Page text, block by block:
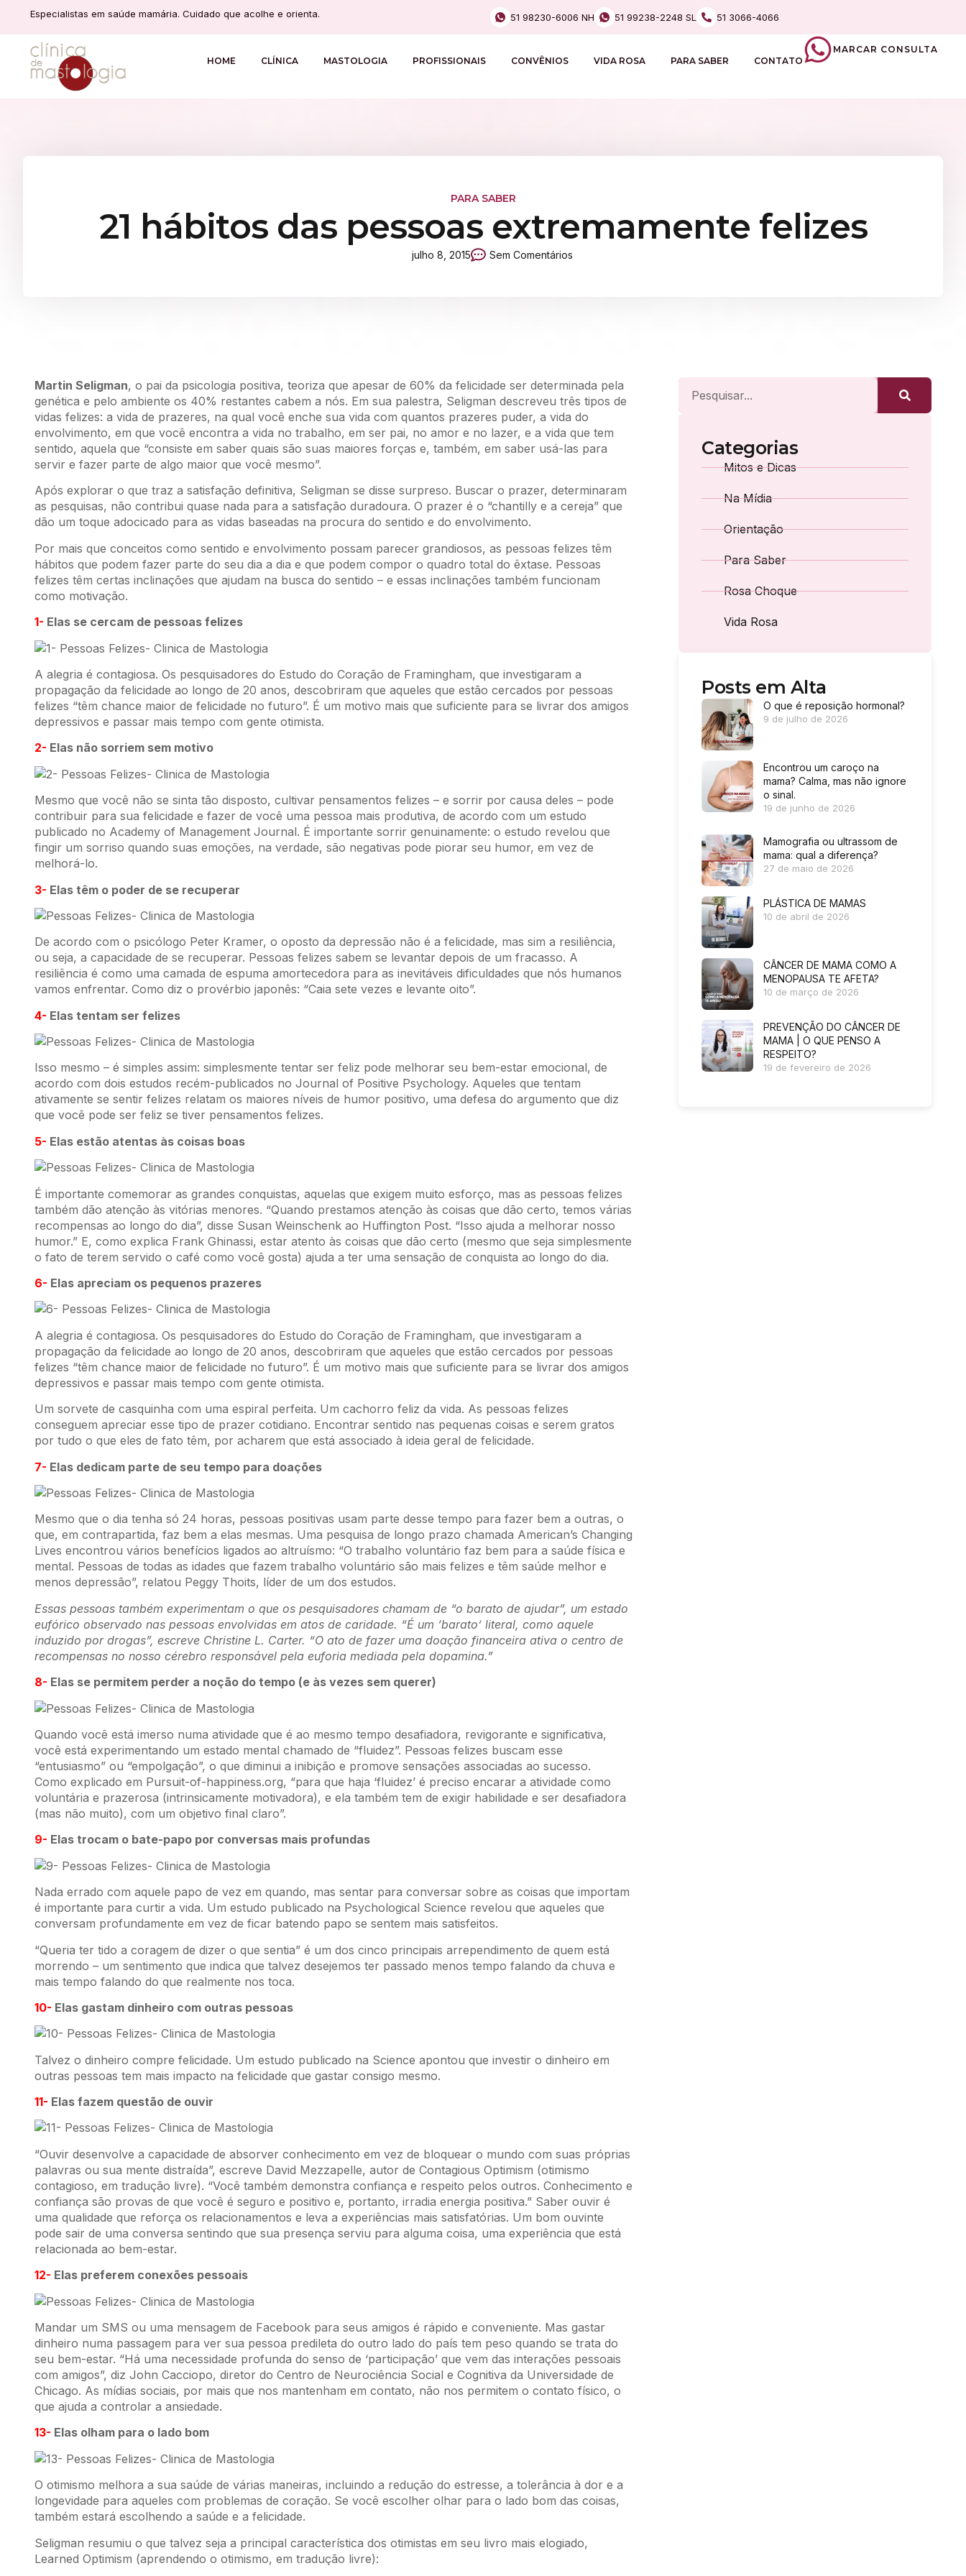
Especialistas em saúde mamária. Cuidado que acolhe e orienta. 51 98230-6006 NH 51 99238-2248 SL 51 3066-4066
HOME CLÍNICA MASTOLOGIA PROFISSIONAIS CONVÊNIOS VIDA ROSA PARA SABER CONTATO
MARCAR CONSULTA
PARA SABER
21 hábitos das pessoas extremamente felizes
julho 8, 2015 Sem Comentários
Martin Seligman, o pai da psicologia positiva, teoriza que apesar de 60% da felicidade ser determinada pela
genética e pelo ambiente os 40% restantes cabem a nós. Em sua palestra, Seligman descreveu três tipos de
vidas felizes: a vida de prazeres, na qual você enche sua vida com quantos prazeres puder, a vida do
envolvimento, em que você encontra a vida no trabalho, em ser pai, no amor e no lazer, e a vida que tem
sentido, aquela que “consiste em saber quais são suas maiores forças e, também, em saber usá-las para
servir e fazer parte de algo maior que você mesmo”.
Após explorar o que traz a satisfação definitiva, Seligman se disse surpreso. Buscar o prazer, determinaram
as pesquisas, não contribui quase nada para a satisfação duradoura. O prazer é o “chantilly e a cereja” que
dão um toque adocicado para as vidas baseadas na procura do sentido e do envolvimento.
Por mais que conceitos como sentido e envolvimento possam parecer grandiosos, as pessoas felizes têm
hábitos que podem fazer parte do seu dia a dia e que podem compor o quadro total do êxtase. Pessoas
felizes têm certas inclinações que ajudam na busca do sentido – e essas inclinações também funcionam
como motivação.
1- Elas se cercam de pessoas felizes
A alegria é contagiosa. Os pesquisadores do Estudo do Coração de Framingham, que investigaram a
propagação da felicidade ao longo de 20 anos, descobriram que aqueles que estão cercados por pessoas
felizes “têm chance maior de felicidade no futuro”. É um motivo mais que suficiente para se livrar dos amigos
depressivos e passar mais tempo com gente otimista.
2- Elas não sorriem sem motivo
Mesmo que você não se sinta tão disposto, cultivar pensamentos felizes – e sorrir por causa deles – pode
contribuir para sua felicidade e fazer de você uma pessoa mais produtiva, de acordo com um estudo
publicado no Academy of Management Journal. É importante sorrir genuinamente: o estudo revelou que
fingir um sorriso quando suas emoções, na verdade, são negativas pode piorar seu humor, em vez de
melhorá-lo.
3- Elas têm o poder de se recuperar
De acordo com o psicólogo Peter Kramer, o oposto da depressão não é a felicidade, mas sim a resiliência,
ou seja, a capacidade de se recuperar. Pessoas felizes sabem se levantar depois de um fracasso. A
resiliência é como uma camada de espuma amortecedora para as inevitáveis dificuldades que nós humanos
vamos enfrentar. Como diz o provérbio japonês: “Caia sete vezes e levante oito”.
4- Elas tentam ser felizes
Isso mesmo – é simples assim: simplesmente tentar ser feliz pode melhorar seu bem-estar emocional, de
acordo com dois estudos recém-publicados no Journal of Positive Psychology. Aqueles que tentam
ativamente se sentir felizes relatam os maiores níveis de humor positivo, uma defesa do argumento que diz
que você pode ser feliz se tiver pensamentos felizes.
5- Elas estão atentas às coisas boas
É importante comemorar as grandes conquistas, aquelas que exigem muito esforço, mas as pessoas felizes
também dão atenção às vitórias menores. “Quando prestamos atenção às coisas que dão certo, temos várias
recompensas ao longo do dia”, disse Susan Weinschenk ao Huffington Post. “Isso ajuda a melhorar nosso
humor.” E, como explica Frank Ghinassi, estar atento às coisas que dão certo (mesmo que seja simplesmente
o fato de terem servido o café como você gosta) ajuda a ter uma sensação de conquista ao longo do dia.
6- Elas apreciam os pequenos prazeres
A alegria é contagiosa. Os pesquisadores do Estudo do Coração de Framingham, que investigaram a
propagação da felicidade ao longo de 20 anos, descobriram que aqueles que estão cercados por pessoas
felizes “têm chance maior de felicidade no futuro”. É um motivo mais que suficiente para se livrar dos amigos
depressivos e passar mais tempo com gente otimista.
Um sorvete de casquinha com uma espiral perfeita. Um cachorro feliz da vida. As pessoas felizes
conseguem apreciar esse tipo de prazer cotidiano. Encontrar sentido nas pequenas coisas e serem gratos
por tudo o que eles de fato têm, por acharem que está associado à ideia geral de felicidade.
7- Elas dedicam parte de seu tempo para doações
Mesmo que o dia tenha só 24 horas, pessoas positivas usam parte desse tempo para fazer bem a outras, o
que, em contrapartida, faz bem a elas mesmas. Uma pesquisa de longo prazo chamada American’s Changing
Lives encontrou vários benefícios ligados ao altruísmo: “O trabalho voluntário faz bem para a saúde física e
mental. Pessoas de todas as idades que fazem trabalho voluntário são mais felizes e têm saúde melhor e
menos depressão”, relatou Peggy Thoits, líder de um dos estudos.
Essas pessoas também experimentam o que os pesquisadores chamam de “o barato de ajudar”, um estado
eufórico observado nas pessoas envolvidas em atos de caridade. “É um ‘barato’ literal, como aquele
induzido por drogas”, escreve Christine L. Carter. “O ato de fazer uma doação financeira ativa o centro de
recompensas no nosso cérebro responsável pela euforia mediada pela dopamina.”
8- Elas se permitem perder a noção do tempo (e às vezes sem querer)
Quando você está imerso numa atividade que é ao mesmo tempo desafiadora, revigorante e significativa,
você está experimentando um estado mental chamado de “fluidez”. Pessoas felizes buscam esse
“entusiasmo” ou “empolgação”, o que diminui a inibição e promove sensações associadas ao sucesso.
Como explicado em Pursuit-of-happiness.org, “para que haja ‘fluidez’ é preciso encarar a atividade como
voluntária e prazerosa (intrinsicamente motivadora), e ela também tem de exigir habilidade e ser desafiadora
(mas não muito), com um objetivo final claro”.
9- Elas trocam o bate-papo por conversas mais profundas
Nada errado com aquele papo de vez em quando, mas sentar para conversar sobre as coisas que importam
é importante para curtir a vida. Um estudo publicado na Psychological Science revelou que aqueles que
conversam profundamente em vez de ficar batendo papo se sentem mais satisfeitos.
“Queria ter tido a coragem de dizer o que sentia” é um dos cinco principais arrependimento de quem está
morrendo – um sentimento que indica que talvez desejemos ter passado menos tempo falando da chuva e
mais tempo falando do que realmente nos toca.
10- Elas gastam dinheiro com outras pessoas
Talvez o dinheiro compre felicidade. Um estudo publicado na Science apontou que investir o dinheiro em
outras pessoas tem mais impacto na felicidade que gastar consigo mesmo.
11- Elas fazem questão de ouvir
“Ouvir desenvolve a capacidade de absorver conhecimento em vez de bloquear o mundo com suas próprias
palavras ou sua mente distraída”, escreve David Mezzapelle, autor de Contagious Optimism (otimismo
contagioso, em tradução livre). “Você também demonstra confiança e respeito pelos outros. Conhecimento e
confiança são provas de que você é seguro e positivo e, portanto, irradia energia positiva.” Saber ouvir é
uma qualidade que reforça os relacionamentos e leva a experiências mais satisfatórias. Um bom ouvinte
pode sair de uma conversa sentindo que sua presença serviu para alguma coisa, uma experiência que está
relacionada ao bem-estar.
12- Elas preferem conexões pessoais
Mandar um SMS ou uma mensagem de Facebook para seus amigos é rápido e conveniente. Mas gastar
dinheiro numa passagem para ver sua pessoa predileta do outro lado do país tem peso quando se trata do
seu bem-estar. “Há uma necessidade profunda do senso de ‘participação’ que vem das interações pessoais
com amigos”, diz John Cacciopo, diretor do Centro de Neurociência Social e Cognitiva da Universidade de
Chicago. As mídias sociais, por mais que nos mantenham em contato, não nos permitem o contato físico, o
que ajuda a controlar a ansiedade.
13- Elas olham para o lado bom
O otimismo melhora a sua saúde de várias maneiras, incluindo a redução do estresse, a tolerância à dor e a
longevidade para aqueles com problemas de coração. Se você escolher olhar para o lado bom das coisas,
também estará escolhendo a saúde e a felicidade.
Seligman resumiu o que talvez seja a principal característica dos otimistas em seu livro mais elogiado,
Learned Optimism (aprendendo o otimismo, em tradução livre):
Categorias
Mitos e Dicas
Na Mídia
Orientação
Para Saber
Rosa Choque
Vida Rosa
Posts em Alta
O que é reposição hormonal?
9 de julho de 2026
Encontrou um caroço na
mama? Calma, mas não ignore
o sinal.
19 de junho de 2026
Mamografia ou ultrassom de
mama: qual a diferença?
27 de maio de 2026
PLÁSTICA DE MAMAS
10 de abril de 2026
CÂNCER DE MAMA COMO A
MENOPAUSA TE AFETA?
10 de março de 2026
PREVENÇÃO DO CÂNCER DE
MAMA | O QUE PENSO A
RESPEITO?
19 de fevereiro de 2026